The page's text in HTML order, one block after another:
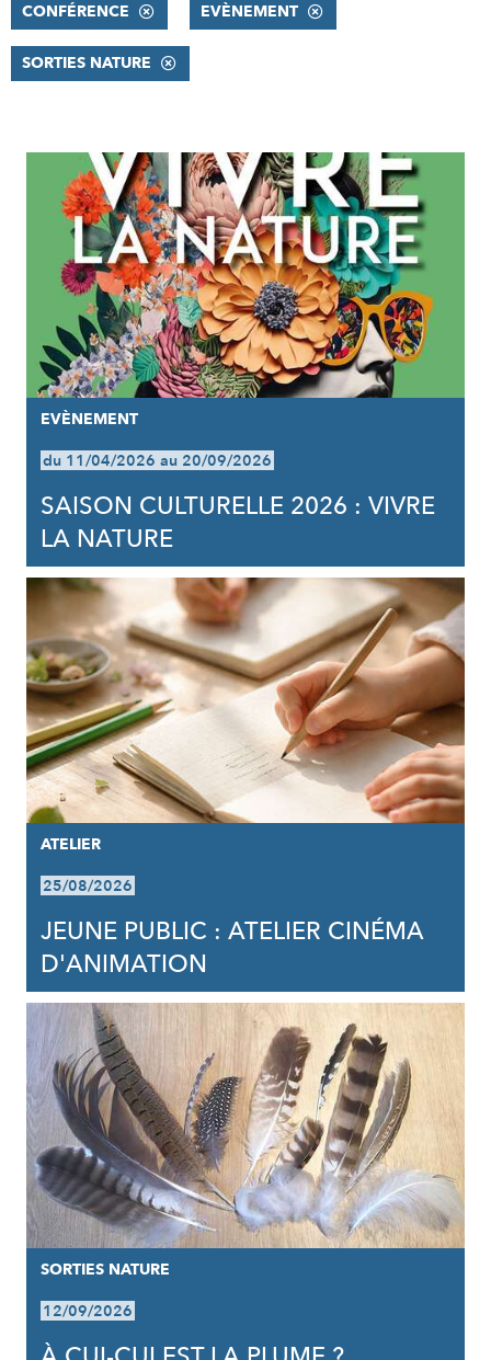
CONFÉRENCE EVÈNEMENT
SORTIES NATURE
RÉSULTATS
EVÈNEMENT
du 11/04/2026 au 20/09/2026
SAISON CULTURELLE 2026 : VIVRE
LA NATURE
ATELIER
25/08/2026
JEUNE PUBLIC : ATELIER CINÉMA
D'ANIMATION
SORTIES NATURE
12/09/2026